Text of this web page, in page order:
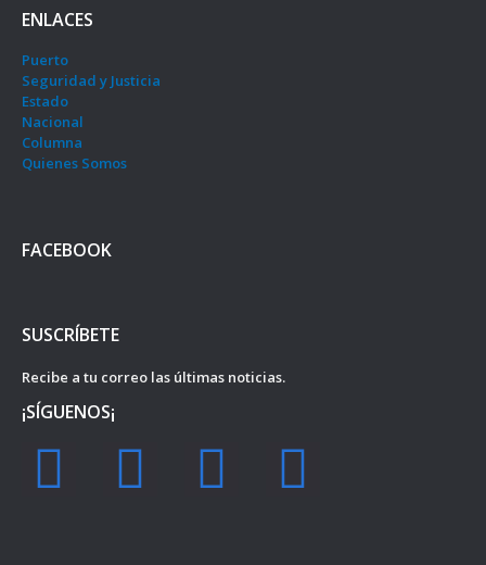
ENLACES
Puerto
Seguridad y Justicia
Estado
Nacional
Columna
Quienes Somos
FACEBOOK
SUSCRÍBETE
Recibe a tu correo las últimas noticias.
¡SÍGUENOS¡
F
I
Y
T